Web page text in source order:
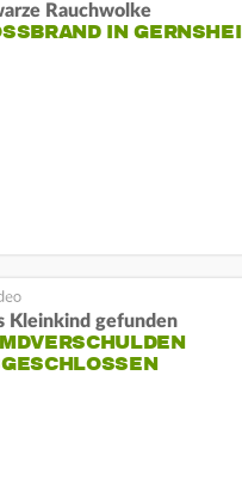
Rauchwolke
IN GERNSHEIM
Kleinkind gefunden